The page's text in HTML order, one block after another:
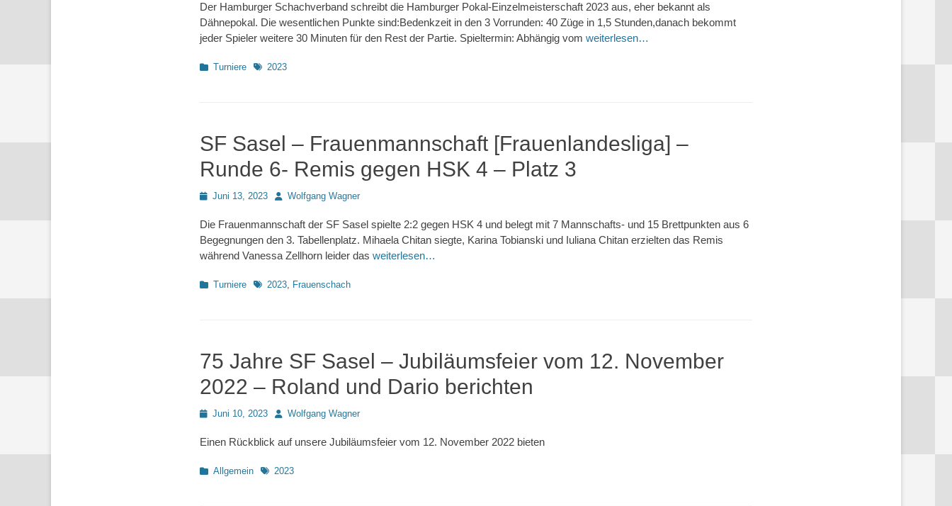
Der Hamburger Schachverband schreibt die Hamburger Pokal-Einzelmeisterschaft 2023 aus, eher bekannt als
Dähnepokal. Die wesentlichen Punkte sind:Bedenkzeit in den 3 Vorrunden: 40 Züge in 1,5 Stunden,danach bekommt
jeder Spieler weitere 30 Minuten für den Rest der Partie. Spieltermin: Abhängig vom weiterlesen…
Kategorien
Turniere Schlagworte
2023
SF Sasel – Frauenmannschaft [Frauenlandesliga] –
Runde 6- Remis gegen HSK 4 – Platz 3
PostedJuni 13, 2023 AutorWolfgang Wagner
Die Frauenmannschaft der SF Sasel spielte 2:2 gegen HSK 4 und belegt mit 7 Mannschafts- und 15 Brettpunkten aus 6
Begegnungen den 3. Tabellenplatz. Mihaela Chitan siegte, Karina Tobianski und Iuliana Chitan erzielten das Remis
während Vanessa Zellhorn leider das weiterlesen…
Kategorien
Turniere Schlagworte
2023, Frauenschach
75 Jahre SF Sasel – Jubiläumsfeier vom 12. November
2022 – Roland und Dario berichten
PostedJuni 10, 2023 AutorWolfgang Wagner
Einen Rückblick auf unsere Jubiläumsfeier vom 12. November 2022 bieten
Kategorien
Allgemein Schlagworte
2023